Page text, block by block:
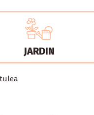
JARDIN